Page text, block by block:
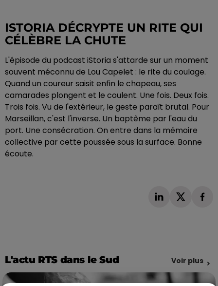
ISTORIA DÉCRYPTE UN RITE QUI
CÉLÈBRE LA CHUTE
L'épisode du podcast iStoria s'attarde sur un moment
souvent méconnu de Lou Capelet : le rite du coulage.
Quand un coureur saisit enfin le chapeau, ses
camarades plongent et le coulent. Une fois. Deux fois.
Trois fois. Vu de l'extérieur, le geste paraît brutal. Pour
Marseillan, c'est l'inverse. Un baptême par l'eau du
port. Une consécration. On entre dans la mémoire
collective par cette poussée sous la surface. Bonne
écoute.
L'actu RTS dans le Sud Voir plus